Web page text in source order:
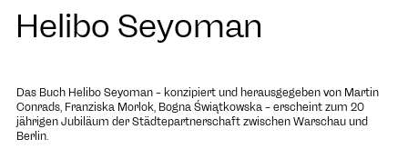
Helibo Seyoman
Das Buch Helibo Seyoman – konzipiert und herausgegeben von Martin
Conrads, Franziska Morlok, Bogna Świątkowska – erscheint zum 20
jährigen Jubiläum der Städtepartnerschaft zwischen Warschau und
Berlin.